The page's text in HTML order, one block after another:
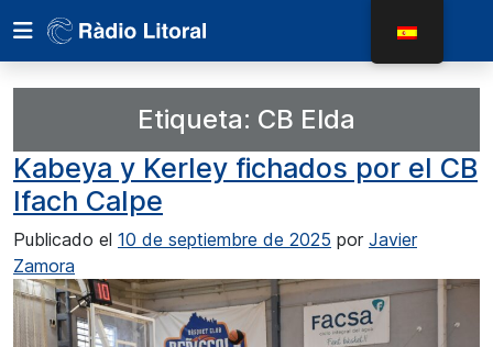
Etiqueta: CB Elda
Kabeya y Kerley fichados por el CB
Ifach Calpe
Publicado el 10 de septiembre de 2025 por Javier
Zamora